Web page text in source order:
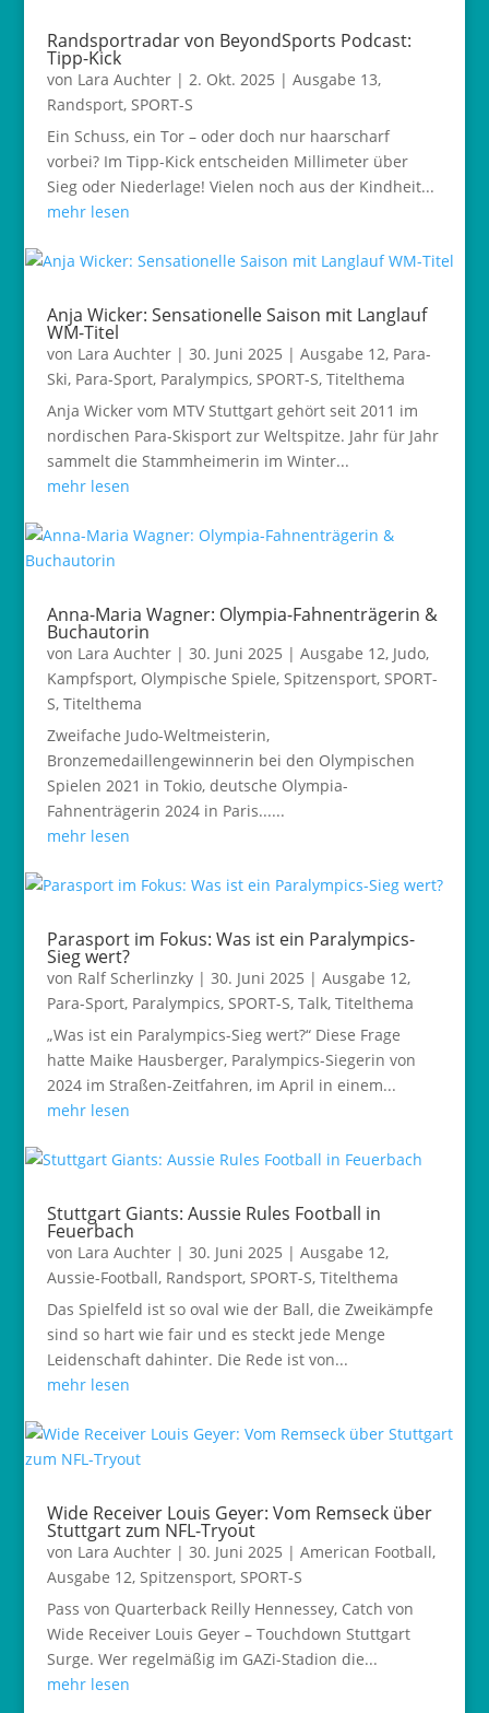
Randsportradar von BeyondSports Podcast:
Tipp-Kick
von Lara Auchter| 2. Okt. 2025 | Ausgabe 13,
Randsport, SPORT-S
Ein Schuss, ein Tor – oder doch nur haarscharf
vorbei? Im Tipp-Kick entscheiden Millimeter über
Sieg oder Niederlage! Vielen noch aus der Kindheit...
mehr lesen
Anja Wicker: Sensationelle Saison mit Langlauf
WM-Titel
von Lara Auchter| 30. Juni 2025 | Ausgabe 12, Para-
Ski, Para-Sport, Paralympics, SPORT-S, Titelthema
Anja Wicker vom MTV Stuttgart gehört seit 2011 im
nordischen Para-Skisport zur Weltspitze. Jahr für Jahr
sammelt die Stammheimerin im Winter...
mehr lesen
Anna-Maria Wagner: Olympia-Fahnenträgerin &
Buchautorin
von Lara Auchter| 30. Juni 2025 | Ausgabe 12, Judo,
Kampfsport, Olympische Spiele, Spitzensport, SPORT-
S, Titelthema
Zweifache Judo-Weltmeisterin,
Bronzemedaillengewinnerin bei den Olympischen
Spielen 2021 in Tokio, deutsche Olympia-
Fahnenträgerin 2024 in Paris......
mehr lesen
Parasport im Fokus: Was ist ein Paralympics-
Sieg wert?
von Ralf Scherlinzky| 30. Juni 2025 | Ausgabe 12,
Para-Sport, Paralympics, SPORT-S, Talk, Titelthema
„Was ist ein Paralympics-Sieg wert?“ Diese Frage
hatte Maike Hausberger, Paralympics-Siegerin von
2024 im Straßen-Zeitfahren, im April in einem...
mehr lesen
Stuttgart Giants: Aussie Rules Football in
Feuerbach
von Lara Auchter| 30. Juni 2025 | Ausgabe 12,
Aussie-Football, Randsport, SPORT-S, Titelthema
Das Spielfeld ist so oval wie der Ball, die Zweikämpfe
sind so hart wie fair und es steckt jede Menge
Leidenschaft dahinter. Die Rede ist von...
mehr lesen
Wide Receiver Louis Geyer: Vom Remseck über
Stuttgart zum NFL-Tryout
von Lara Auchter| 30. Juni 2025 | American Football,
Ausgabe 12, Spitzensport, SPORT-S
Pass von Quarterback Reilly Hennessey, Catch von
Wide Receiver Louis Geyer – Touchdown Stuttgart
Surge. Wer regelmäßig im GAZi-Stadion die...
mehr lesen